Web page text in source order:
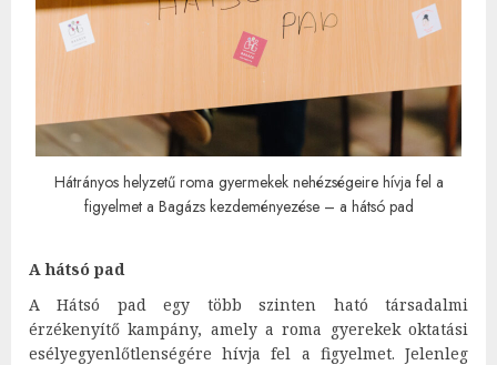
Hátrányos helyzetű roma gyermekek nehézségeire hívja fel a
figyelmet a Bagázs kezdeményezése – a hátsó pad
A hátsó pad
A Hátsó pad egy több szinten ható társadalmi
érzékenyítő kampány, amely a roma gyerekek oktatási
esélyegyenlőtlenségére hívja fel a figyelmet. Jelenleg